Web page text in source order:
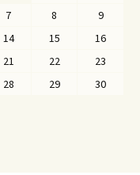
7 8
9
14 15
16
21 22
23
28 29
30